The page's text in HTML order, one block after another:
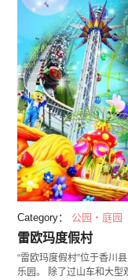
能的城内最高建筑物）之
木造天守阁。由三层楼
Category： 公园・庭园
雷欧玛度假村
“雷欧玛度假村”位于香川
乐园。 除了过山车和大型